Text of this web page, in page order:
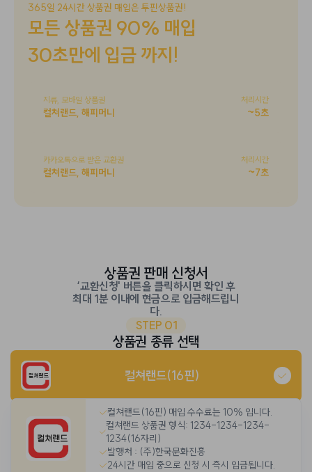
365일 24시간 상품권 매입은 투핀상품권!
모든 상품권 90% 매입
30초만에 입금 까지!
지류, 모바일 상품권 처리시간
컬쳐랜드, 해피머니 ~5초
카카오톡으로 받은 교환권 처리시간
컬쳐랜드, 해피머니 ~7초
상품권 판매 신청서
‘교환신청' 버튼을 클릭하시면 확인 후
최대 1분 이내에 현금으로 입금해드립니
다.
STEP 01
상품권 종류 선택
컬쳐랜드(16핀)
컬쳐랜드(16핀) 매입 수수료는 10% 입니다.
컬쳐랜드 상품권 형식: 1234-1234-1234-
1234(16자리)
발행처 : (주)한국문화진흥
24시간 매입 중으로 신청 시 즉시 입금됩니다.